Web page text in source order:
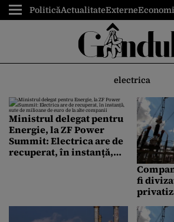
PoliticăActualitateExterne
electrica
Ministrul delegat pentru
Energie, la ZF Power
Summit: Electrica are de
recuperat, în instanță,
fi